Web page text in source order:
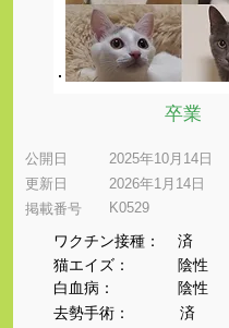
卒業
公開日
更新日
​掲載番号
2025年10月14日
2026年1月14日
K0529
ワクチン接種：
猫エイズ：
​白血病：
​去勢手術：
済
陰性
陰性
済